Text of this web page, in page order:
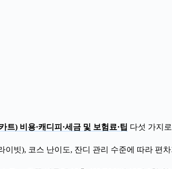
트) 비용·캐디피·세금 및 보험료·팁 다섯 가지
이빗), 코스 난이도, 잔디 관리 수준에 따라 편